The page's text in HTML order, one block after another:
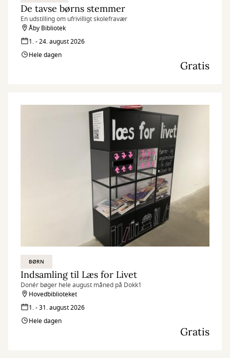
De tavse børns stemmer
En udstilling om ufrivilligt skolefravær
Åby Bibliotek
1. - 24. august 2026
Hele dagen
Gratis
BØRN
Indsamling til Læs for Livet
Donér bøger hele august måned på Dokk1
Hovedbiblioteket
1. - 31. august 2026
Hele dagen
Gratis